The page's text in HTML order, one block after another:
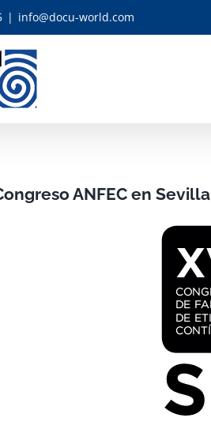
| info@docu-world.com
ANFEC en Sevilla